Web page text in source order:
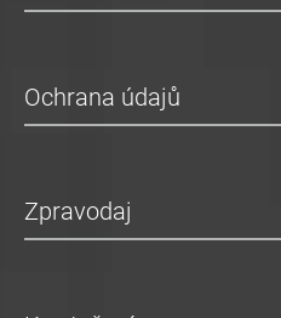
Ochrana údajů
Zpravodaj